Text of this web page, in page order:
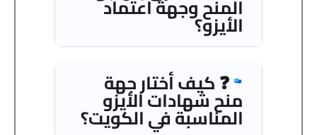
المنح وجهة اعتماد
الأيزو؟
❓ كيف أختار جهة
منح شهادات الأيزو
المناسبة في الكويت؟